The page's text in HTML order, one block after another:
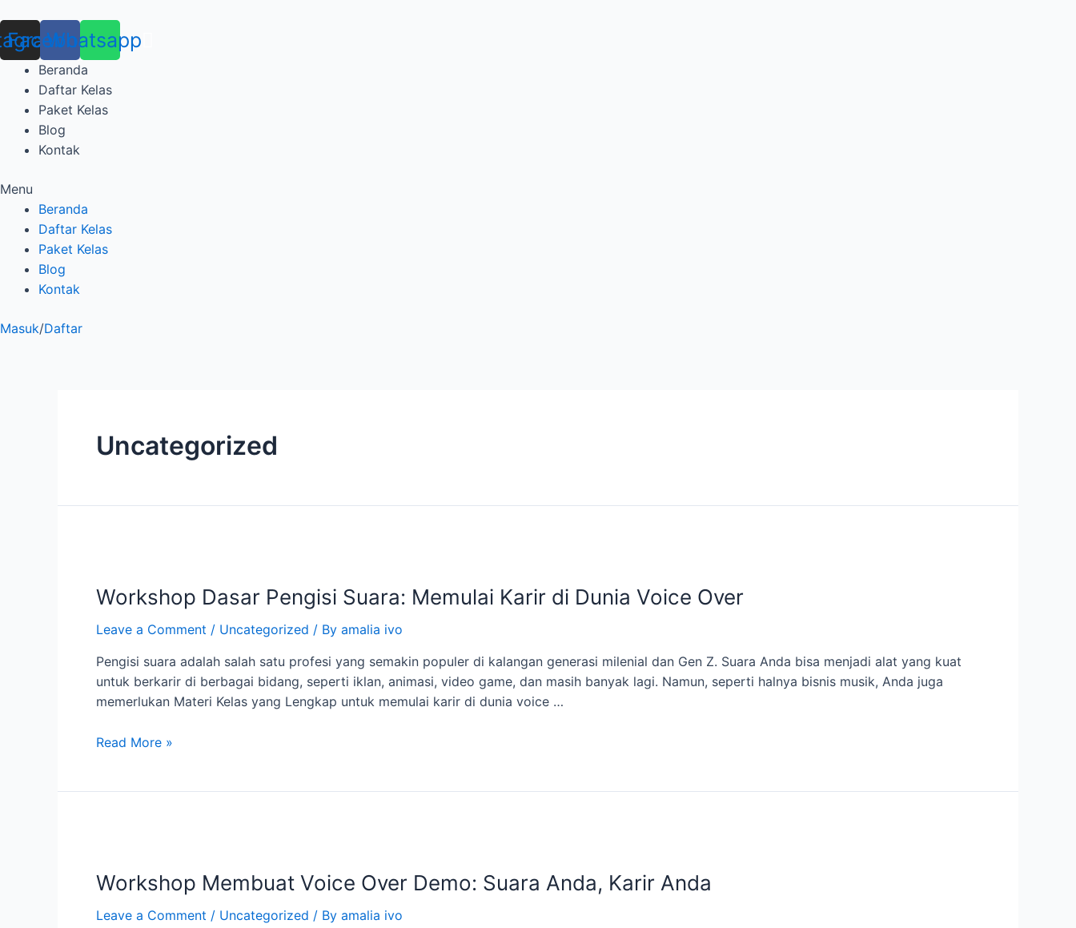
to
content
Facebook
Whatsapp
Beranda
Daftar Kelas
Paket Kelas
Blog
Kontak
Menu
Beranda
Daftar Kelas
Paket Kelas
Blog
Kontak
Masuk/Daftar
Uncategorized
Workshop Dasar Pengisi Suara: Memulai Karir di Dunia Voice Over
Leave a Comment / Uncategorized / By amalia ivo
Pengisi suara adalah salah satu profesi yang semakin populer di kalangan generasi milenial dan Gen Z. Suara Anda bisa menjadi alat yang kuat
untuk berkarir di berbagai bidang, seperti iklan, animasi, video game, dan masih banyak lagi. Namun, seperti halnya bisnis musik, Anda juga
memerlukan Materi Kelas yang Lengkap untuk memulai karir di dunia voice …
Pengisi
Memulai
Karir
Over
Read More »
Workshop Membuat Voice Over Demo: Suara Anda, Karir Anda
Leave a Comment / Uncategorized / By amalia ivo
Voice
Demo: